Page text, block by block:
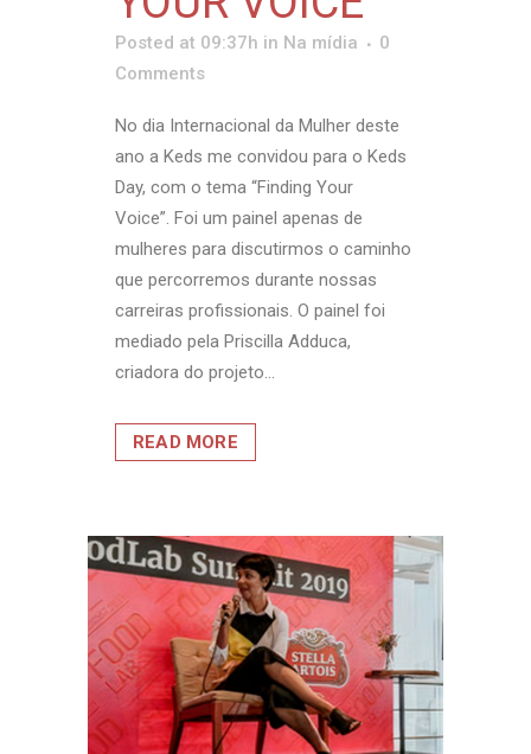
Posted at 09:37h in Na mídia
0
Comments
No dia Internacional da Mulher deste
ano a Keds me convidou para o Keds
Day, com o tema “Finding Your
Voice”. Foi um painel apenas de
mulheres para discutirmos o caminho
que percorremos durante nossas
carreiras profissionais. O painel foi
mediado pela Priscilla Adduca,
criadora do projeto...
READ MORE